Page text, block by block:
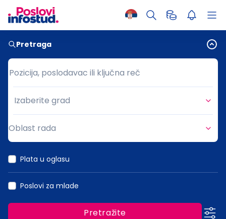
Pretraga
Pozicija, poslodavac ili ključna reč
Pozicija, poslodavac ili ključna reč
Grad
Izaberite grad
Oblast rada
Plata u oglasu
Poslovi za mlade
Pretražite